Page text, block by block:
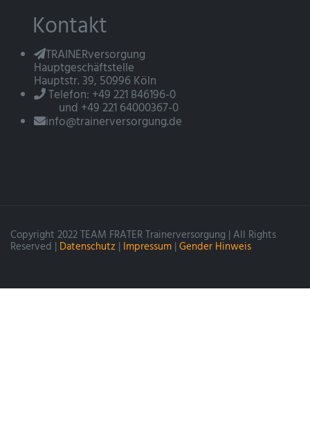
Kontakt
TRAINERversorgung
Hauptgeschäftstelle
Hauptstr. 39, 50996 Köln
Telefon: +49 221 846196-0
und +49 221 64000367-0
info@trainerversorgung.de
Copyright 2022 TEAM FRATER Trainerversorgung | All Rights
Reserved | Datenschutz | Impressum | Gender Hinweis